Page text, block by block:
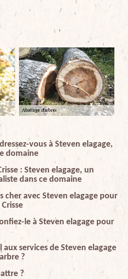
vous à Steven elagage,
domaine
: Steven elagage, un
dans ce domaine
cher avec Steven elagage pour
le à Steven elagage pour
services de Steven elagage
?
?